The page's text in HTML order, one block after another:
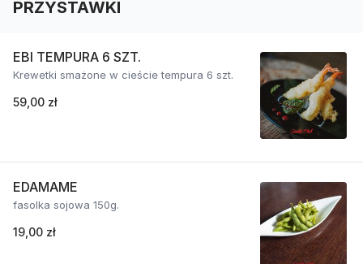
PRZYSTAWKI
EBI TEMPURA 6 SZT.
Krewetki smażone w cieście tempura 6 szt.
59,00 zł
EDAMAME
fasolka sojowa 150g.
19,00 zł